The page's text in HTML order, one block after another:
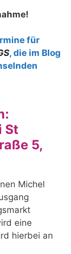
für
, die im Blog
St
5,
Michel
eine
hierbei an